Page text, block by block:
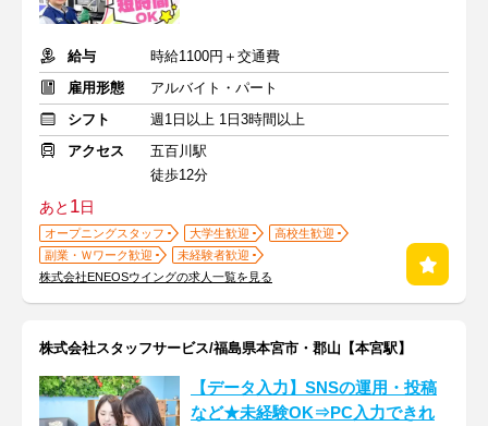
給与
時給1100円＋交通費
雇用形態
アルバイト・パート
シフト
週1日以上 1日3時間以上
アクセス
五百川駅
徒歩12分
あと 1日
オープニングスタッフ 大学生歓迎
高校生歓迎
副業・Ｗワーク歓迎
未経験者歓迎
株式会社ENEOSウイングの求人一覧を見る
株式会社スタッフサービス/福島県本宮市・郡山【本宮駅】
【データ入力】SNSの運用・投稿
など★未経験OK⇒PC入力できれ